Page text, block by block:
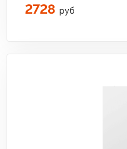
2728 руб